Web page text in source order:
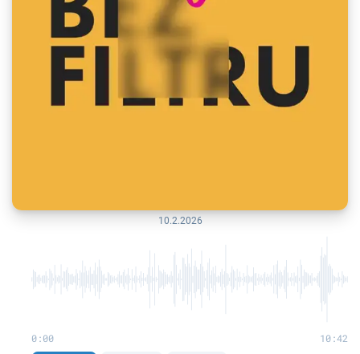
10.2.2026
0:00 10:42